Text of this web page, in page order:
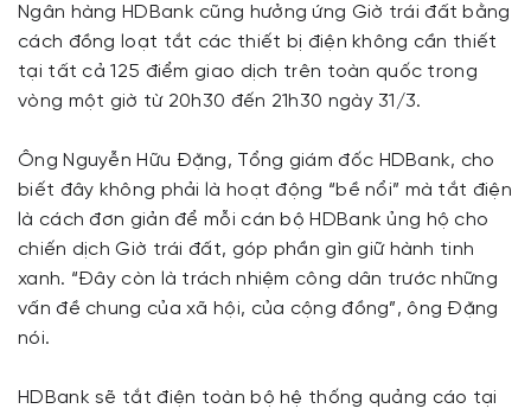
Ngân hàng HDBank cũng hưởng ứng Giờ trái đất bằng
cách đồng loạt tắt các thiết bị điện không cần thiết
tại tất cả 125 điểm giao dịch trên toàn quốc trong
vòng một giờ từ 20h30 đến 21h30 ngày 31/3.
Ông Nguyễn Hữu Đặng, Tổng giám đốc HDBank, cho
biết đây không phải là hoạt động “bề nổi” mà tắt điện
là cách đơn giản để mỗi cán bộ HDBank ủng hộ cho
chiến dịch Giờ trái đất, góp phần gìn giữ hành tinh
xanh. “Đây còn là trách nhiệm công dân trước những
vấn đề chung của xã hội, của cộng đồng”, ông Đặng
nói.
HDBank sẽ tắt điện toàn bộ hệ thống quảng cáo tại